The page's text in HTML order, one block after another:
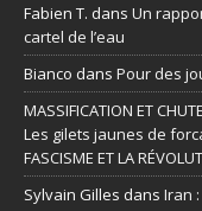
Fabien T. dans Un
cartel de l’eau
Bianco dans Pour des
MASSIFICATION ET
Les gilets jaunes de
FASCISME ET LA
Sylvain Gilles dans Iran